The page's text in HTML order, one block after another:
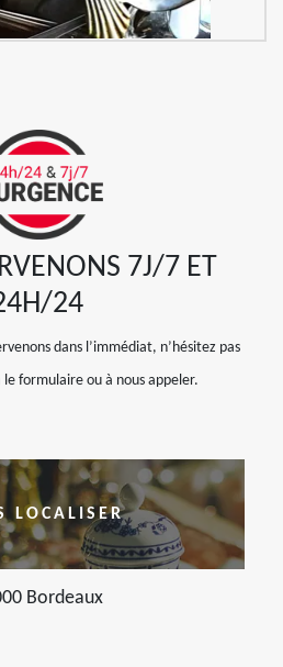
7J/7 ET
24
dans l’immédiat, n’hésitez pas
formulaire ou à nous appeler.
LOCALISER
Bordeaux